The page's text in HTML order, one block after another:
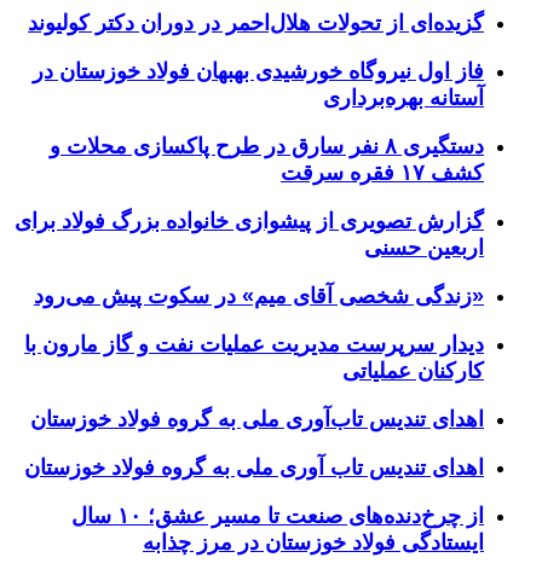
گزیده‌ای از تحولات هلال‌احمر در دوران دکتر کولیوند
فاز اول نیروگاه خورشیدی بهبهان فولاد خوزستان در
آستانه بهره‌برداری
دستگیری ۸ نفر سارق در طرح پاکسازی محلات و
کشف ۱۷ فقره سرقت
گزارش تصویری از پیشوازی خانواده بزرگ فولاد برای
اربعین حسنی
«زندگی شخصی آقای میم» در سکوت پیش می‌رود
دیدار سرپرست مدیریت عملیات نفت و گاز مارون با
کارکنان عملیاتی
اهدای تندیس تاب‌آوری ملی به گروه فولاد خوزستان
اهدای تندیس تاب آوری ملی به گروه فولاد خوزستان
از چرخ‌دنده‌های صنعت تا مسیر عشق؛ ۱۰ سال
ایستادگی فولاد خوزستان در مرز چذابه